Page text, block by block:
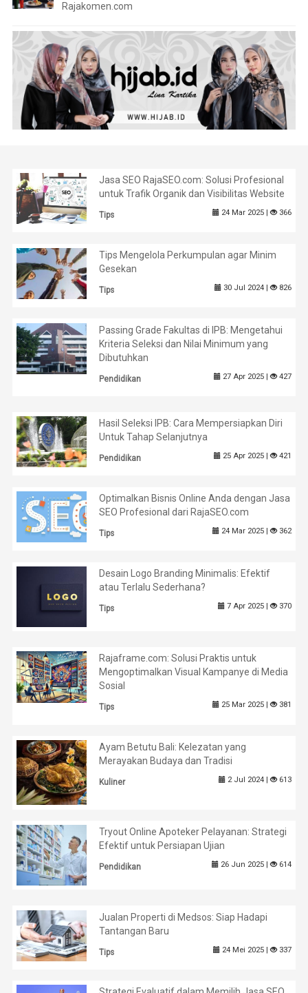
Rajakomen.com
Jasa SEO RajaSEO.com: Solusi Profesional
untuk Trafik Organik dan Visibilitas Website
Tips 24 Mar 2025 | 366
Tips Mengelola Perkumpulan agar Minim
Gesekan
Tips 30 Jul 2024 | 826
Passing Grade Fakultas di IPB: Mengetahui
Kriteria Seleksi dan Nilai Minimum yang
Dibutuhkan
Pendidikan 27 Apr 2025 | 427
Hasil Seleksi IPB: Cara Mempersiapkan Diri
Untuk Tahap Selanjutnya
Pendidikan 25 Apr 2025 | 421
Optimalkan Bisnis Online Anda dengan Jasa
SEO Profesional dari RajaSEO.com
Tips 24 Mar 2025 | 362
Desain Logo Branding Minimalis: Efektif
atau Terlalu Sederhana?
Tips 7 Apr 2025 | 370
Rajaframe.com: Solusi Praktis untuk
Mengoptimalkan Visual Kampanye di Media
Sosial
Tips 25 Mar 2025 | 381
Ayam Betutu Bali: Kelezatan yang
Merayakan Budaya dan Tradisi
Kuliner 2 Jul 2024 | 613
Tryout Online Apoteker Pelayanan: Strategi
Efektif untuk Persiapan Ujian
Pendidikan 26 Jun 2025 | 614
Jualan Properti di Medsos: Siap Hadapi
Tantangan Baru
Tips 24 Mei 2025 | 337